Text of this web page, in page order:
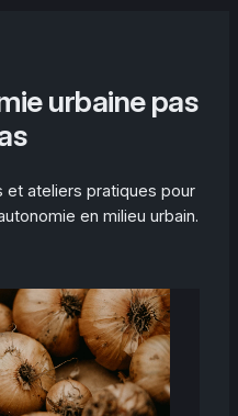
urbaine pas
ateliers pratiques pour
en milieu urbain.